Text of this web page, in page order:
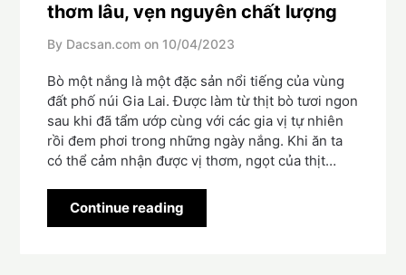
thơm lâu, vẹn nguyên chất lượng
By Dacsan.com on 10/04/2023
Bò một nắng là một đặc sản nổi tiếng của vùng
đất phố núi Gia Lai. Được làm từ thịt bò tươi ngon
sau khi đã tẩm ướp cùng với các gia vị tự nhiên
rồi đem phơi trong những ngày nắng. Khi ăn ta
có thể cảm nhận được vị thơm, ngọt của thịt…
Continue reading